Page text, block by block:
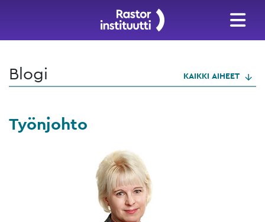
Blogi KAIKKI AIHEET
Työnjohto